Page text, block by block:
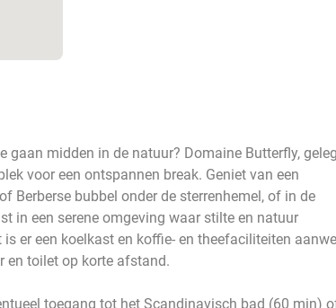
gaan midden in de natuur? Domaine Butterfly,
voor een ontspannen break. Geniet van een
Berberse bubbel onder de sterrenhemel, of in de
in een serene omgeving waar stilte en natuur
er een koelkast en koffie- en theefaciliteiten
en toilet op korte afstand.
toegang tot het Scandinavisch bad (60 min)